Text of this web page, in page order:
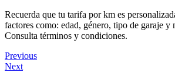
Recuerda que tu tarifa por km es
factores como: edad, género, tipo de garaje y
Consulta términos y condiciones.
Previous
Next